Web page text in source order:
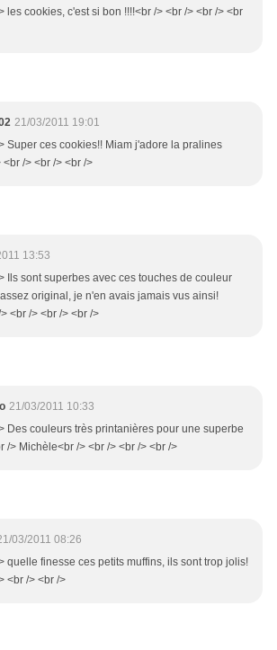
les cookies, c'est si bon !!!!<br /> <br /> <br /> <br
21/03/2011 19:01
Super ces cookies!! Miam j'adore la pralines
<br /> <br /> <br />
13:53
Ils sont superbes avec ces touches de couleur
original, je n'en avais jamais vus ainsi!
<br /> <br /> <br />
21/03/2011 10:33
Des couleurs très printanières pour une superbe
/> Michèle<br /> <br /> <br /> <br />
03/2011 08:26
quelle finesse ces petits muffins, ils sont trop jolis!
<br /> <br />